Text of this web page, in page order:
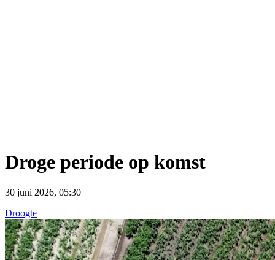
Droge periode op komst
30 juni 2026, 05:30
Droogte